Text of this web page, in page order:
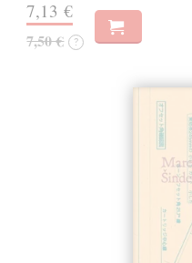
7,13 €
7,50 € ?